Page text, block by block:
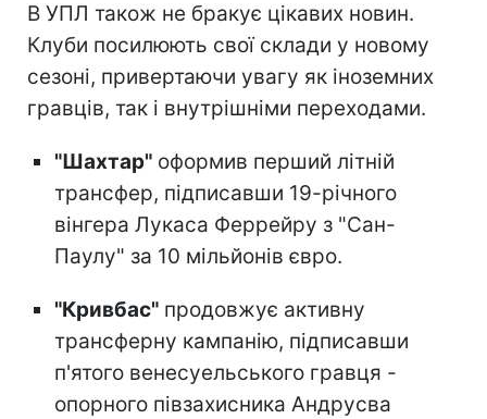
В УПЛ також не бракує цікавих новин.
Клуби посилюють свої склади у новому
сезоні, привертаючи увагу як іноземних
гравців, так і внутрішніми переходами.
"Шахтар" оформив перший літній
трансфер, підписавши 19-річного
вінгера Лукаса Феррейру з "Сан-
Паулу" за 10 мільйонів євро.
"Кривбас" продовжує активну
трансферну кампанію, підписавши
п'ятого венесуельського гравця -
опорного півзахисника Андрусва